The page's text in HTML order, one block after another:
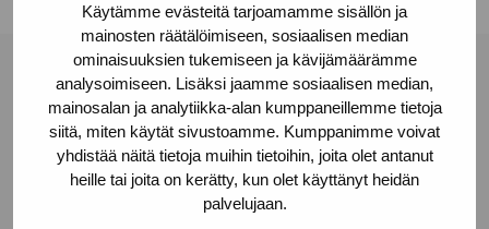
Käytämme evästeitä tarjoamamme sisällön ja
mainosten räätälöimiseen, sosiaalisen median
ominaisuuksien tukemiseen ja kävijämäärämme
analysoimiseen. Lisäksi jaamme sosiaalisen median,
mainosalan ja analytiikka-alan kumppaneillemme tietoja
siitä, miten käytät sivustoamme. Kumppanimme voivat
yhdistää näitä tietoja muihin tietoihin, joita olet antanut
heille tai joita on kerätty, kun olet käyttänyt heidän
palvelujaan.
Pro Artibus Foundation
Gustav Wasas gata 11
10600 Ekenäs
proartibus@proartibus.fi